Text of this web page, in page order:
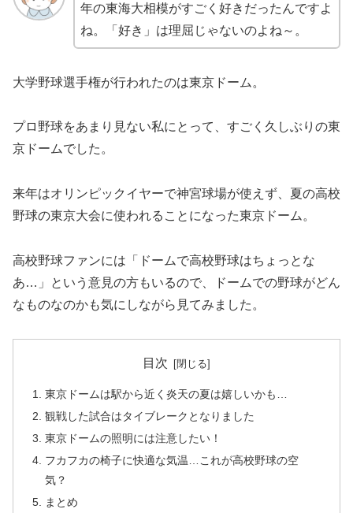
年の東海大相模がすごく好きだったんですよ
ね。「好き」は理屈じゃないのよね～。
大学野球選手権が行われたのは東京ドーム。
プロ野球をあまり見ない私にとって、すごく久しぶりの東
京ドームでした。
来年はオリンピックイヤーで神宮球場が使えず、夏の高校
野球の東京大会に使われることになった東京ドーム。
高校野球ファンには「ドームで高校野球はちょっとな
あ…」という意見の方もいるので、ドームでの野球がどん
なものなのかも気にしながら見てみました。
目次
東京ドームは駅から近く炎天の夏は嬉しいかも…
観戦した試合はタイブレークとなりました
東京ドームの照明には注意したい！
フカフカの椅子に快適な気温…これが高校野球の空
気？
まとめ